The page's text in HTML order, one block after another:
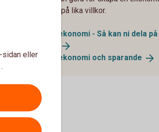
som är mer på lika villkor.
Jämställd ekonomi - Så kan ni dela på
Jämställd ekonomi och sparande
sidan eller
.